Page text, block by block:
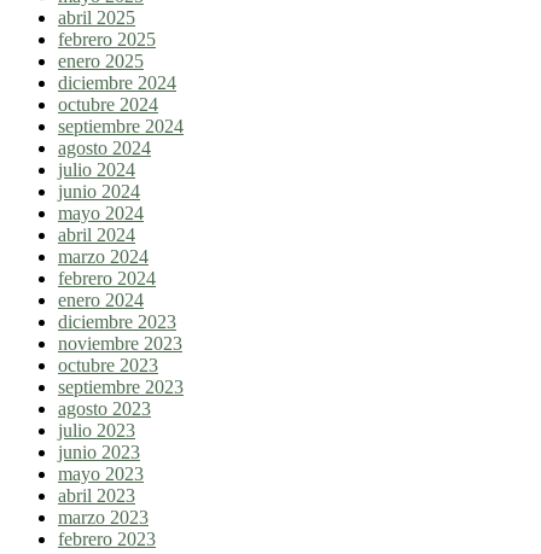
abril 2025
febrero 2025
enero 2025
diciembre 2024
octubre 2024
septiembre 2024
agosto 2024
julio 2024
junio 2024
mayo 2024
abril 2024
marzo 2024
febrero 2024
enero 2024
diciembre 2023
noviembre 2023
octubre 2023
septiembre 2023
agosto 2023
julio 2023
junio 2023
mayo 2023
abril 2023
marzo 2023
febrero 2023